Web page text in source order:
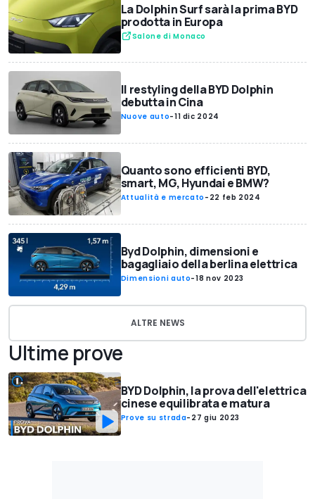
La Dolphin Surf sarà la prima BYD
prodotta in Europa
Salone di Monaco
Il restyling della BYD Dolphin
debutta in Cina
Nuove auto-11 dic 2024
Quanto sono efficienti BYD,
smart, MG, Hyundai e BMW?
Attualità e mercato - 22 feb 2024
Byd Dolphin, dimensioni e
bagagliaio della berlina elettrica
Dimensioni auto-18 nov 2023
ALTRE NEWS
Ultime prove
BYD Dolphin, la prova dell'elettrica
cinese equilibrata e matura
Prove su strada- 27 giu 2023